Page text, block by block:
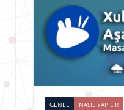
GENEL NASIL YAPILIR